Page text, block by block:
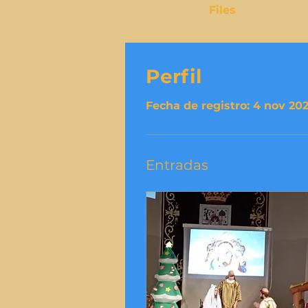
Perfil
Fecha de registro: 4 nov
Entradas
Files